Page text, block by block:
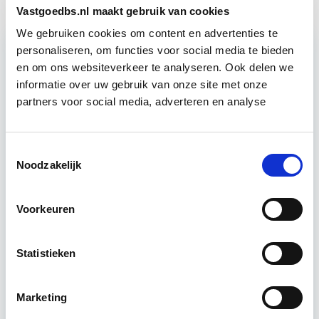
Vastgoedbs.nl maakt gebruik van cookies
We gebruiken cookies om content en advertenties te
personaliseren, om functies voor social media te bieden
en om ons websiteverkeer te analyseren. Ook delen we
informatie over uw gebruik van onze site met onze
partners voor social media, adverteren en analyse
Noodzakelijk
Voorkeuren
Statistieken
Marketing
Relevant bij dit artikel
Vastgoedmanagement
helder, integraal denk- en werkmodel om op
De… Lees verder
15 Lesdagen lesdag(en)